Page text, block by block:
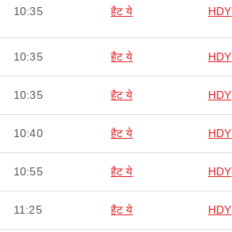
10:35 हैट ये HDY
10:35 हैट ये HDY
10:35 हैट ये HDY
10:40 हैट ये HDY
10:55 हैट ये HDY
11:25 हैट ये HDY